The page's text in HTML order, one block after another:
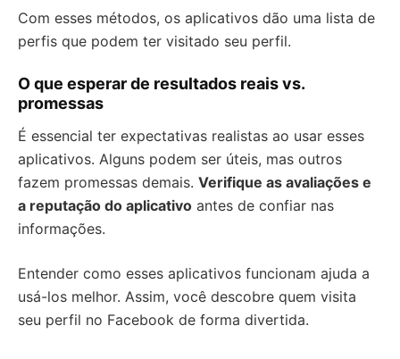
Com esses métodos, os aplicativos dão uma lista de
perfis que podem ter visitado seu perfil.
O que esperar de resultados reais vs.
promessas
É essencial ter expectativas realistas ao usar esses
aplicativos. Alguns podem ser úteis, mas outros
fazem promessas demais. Verifique as avaliações e
a reputação do aplicativo antes de confiar nas
informações.
Entender como esses aplicativos funcionam ajuda a
usá-los melhor. Assim, você descobre quem visita
seu perfil no Facebook de forma divertida.